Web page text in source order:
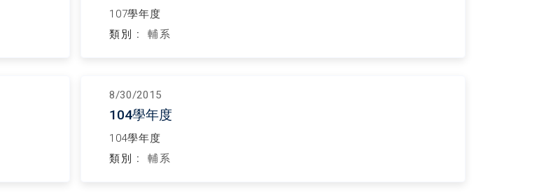
107學年度
類別 :
輔系
8/30/2015
104學年度
104學年度
類別 :
輔系